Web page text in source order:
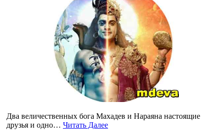
Два величественных бога Махадев и Нараяна настоящие
друзья и одно… Читать Далее